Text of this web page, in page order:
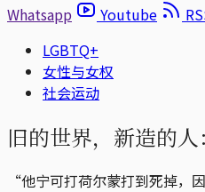
Whatsapp
Youtube
LGBTQ+
女性与女权
社会运动
旧的世界，新造的
“他宁可打荷尔蒙打到死掉，